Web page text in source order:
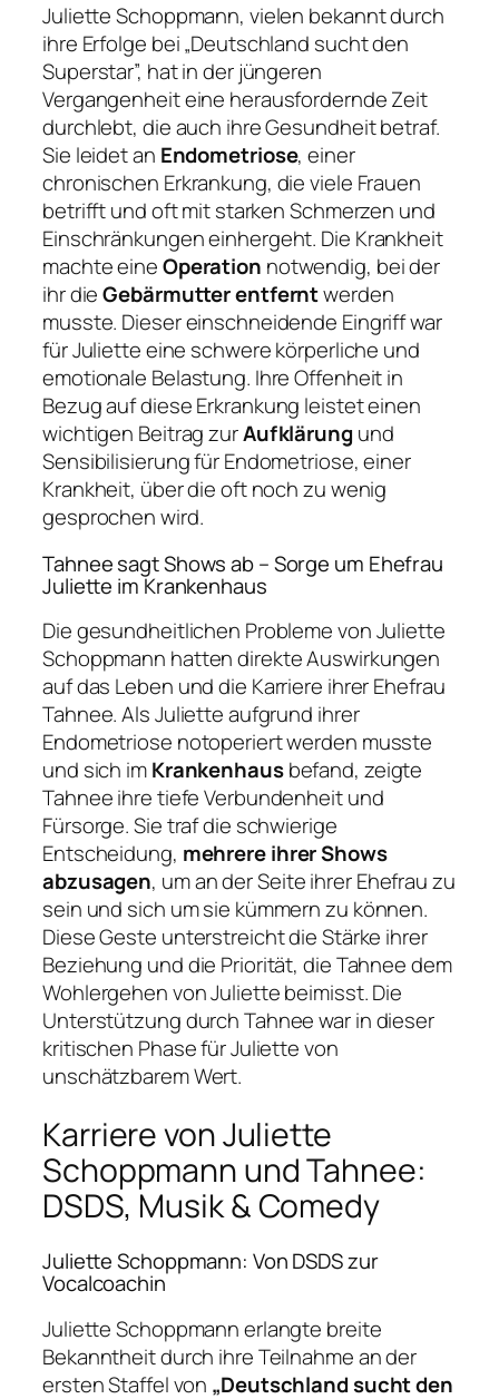
Juliette Schoppmann, vielen bekannt durch
ihre Erfolge bei „Deutschland sucht den
Superstar”, hat in der jüngeren
Vergangenheit eine herausfordernde Zeit
durchlebt, die auch ihre Gesundheit betraf.
Sie leidet an Endometriose, einer
chronischen Erkrankung, die viele Frauen
betrifft und oft mit starken Schmerzen und
Einschränkungen einhergeht. Die Krankheit
machte eineOperation notwendig, bei der
ihr dieGebärmutter entferntwerden
musste. Dieser einschneidende Eingriff war
für Juliette eine schwere körperliche und
emotionale Belastung. Ihre Offenheit in
Bezug auf diese Erkrankung leistet einen
wichtigen Beitrag zurAufklärung und
Sensibilisierung für Endometriose, einer
Krankheit, über die oft noch zu wenig
gesprochen wird.
Tahnee sagt Shows ab – Sorge um Ehefrau
Juliette im Krankenhaus
Die gesundheitlichen Probleme von Juliette
Schoppmann hatten direkte Auswirkungen
auf das Leben und die Karriere ihrer Ehefrau
Tahnee. Als Juliette aufgrund ihrer
Endometriose notoperiert werden musste
und sich imKrankenhausbefand, zeigte
Tahnee ihre tiefe Verbundenheit und
Fürsorge. Sie traf die schwierige
Entscheidung, mehrere ihrer Shows
abzusagen, um an der Seite ihrer Ehefrau zu
sein und sich um sie kümmern zu können.
Diese Geste unterstreicht die Stärke ihrer
Beziehung und die Priorität, die Tahnee dem
Wohlergehen von Juliette beimisst. Die
Unterstützung durch Tahnee war in dieser
kritischen Phase für Juliette von
unschätzbarem Wert.
Karriere von Juliette
Schoppmann und Tahnee:
DSDS, Musik & Comedy
Juliette Schoppmann: Von DSDS zur
Vocalcoachin
Juliette Schoppmann erlangte breite
Bekanntheit durch ihre Teilnahme an der
ersten Staffel von „Deutschland sucht den